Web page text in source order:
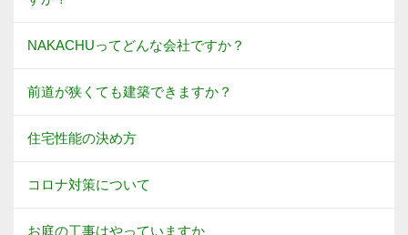
NAKACHUってどんな会社ですか？
前道が狭くても建築できますか？
住宅性能の決め方
コロナ対策について
お庭の工事はやっていますか